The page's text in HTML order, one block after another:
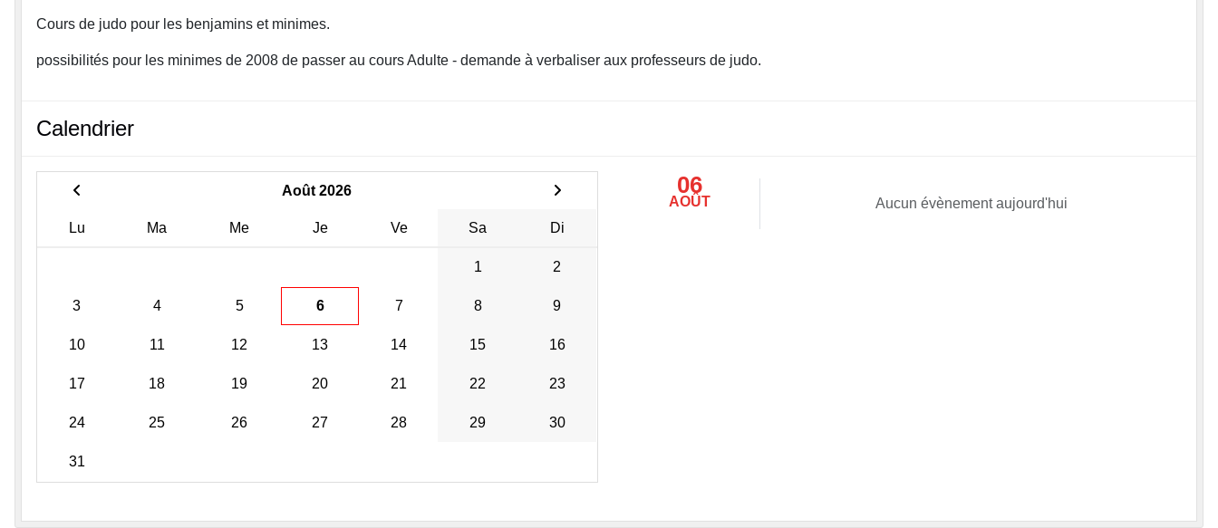
Cours de judo pour les benjamins et minimes.
possibilités pour les minimes de 2008 de passer au cours Adulte - demande à verbaliser aux professeurs de judo.
Calendrier
Août 2026
Lu Ma Me Je Ve Sa Di
1 2
3 4 5 6 7 8 9
10 11 12 13 14 15 16
17 18 19 20 21 22 23
24 25 26 27 28 29 30
31
06
AOÛT Aucun évènement aujourd'hui